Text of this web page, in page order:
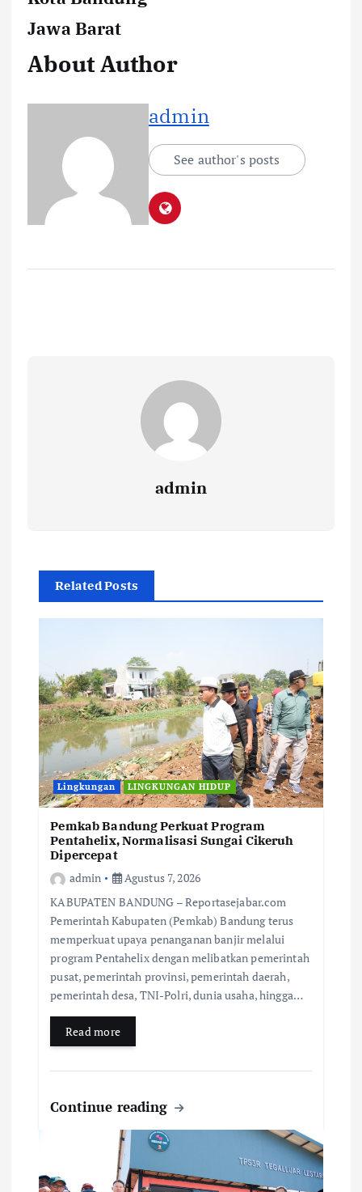
Jawa Barat
About Author
admin
See author's posts
admin
Related Posts
Lingkungan LINGKUNGAN HIDUP
Pemkab Bandung Perkuat Program
Pentahelix, Normalisasi Sungai Cikeruh
Dipercepat
admin
Agustus 7, 2026
KABUPATEN BANDUNG – Reportasejabar.com
Pemerintah Kabupaten (Pemkab) Bandung terus
memperkuat upaya penanganan banjir melalui
program Pentahelix dengan melibatkan pemerintah
pusat, pemerintah provinsi, pemerintah daerah,
pemerintah desa, TNI-Polri, dunia usaha, hingga…
Read more
Continue reading